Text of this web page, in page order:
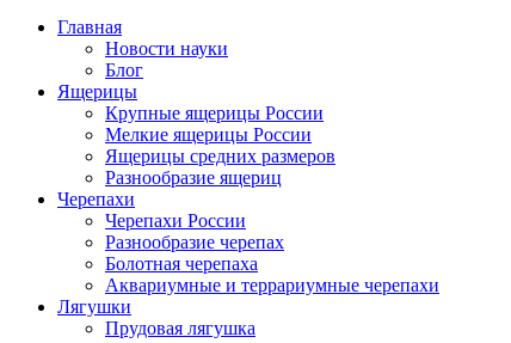
Главная
Новости науки
Блог
Ящерицы
Крупные ящерицы России
Мелкие ящерицы России
Ящерицы средних размеров
Разнообразие ящериц
Черепахи
Черепахи России
Разнообразие черепах
Болотная черепаха
Аквариумные и террариумные черепахи
Лягушки
Прудовая лягушка